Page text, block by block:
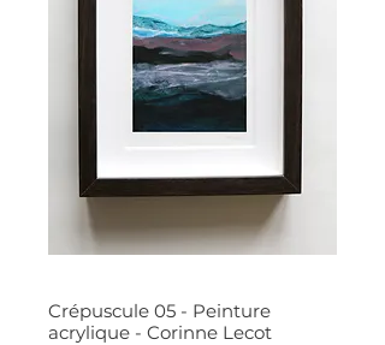
Crépuscule 05 - Peinture
acrylique - Corinne Lecot